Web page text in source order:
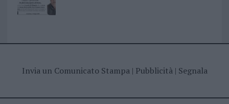
Invia un Comunicato Stampa| Pubblicità| Segnala